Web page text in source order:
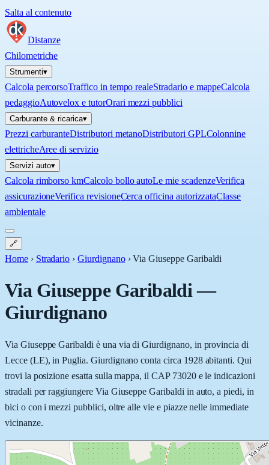
Salta al contenuto
Distanze
Chilometriche
Strumenti▾
Calcola percorsoTraffico in tempo realeStradario e mappeCalcola
pedaggioAutovelox e tutorOrari mezzi pubblici
Carburante & ricarica▾
Prezzi carburanteDistributori metanoDistributori GPLColonnine
elettricheAree di servizio
Servizi auto▾
Calcola rimborso kmCalcolo bollo autoLe mie scadenzeVerifica
assicurazioneVerifica revisioneCerca officina autorizzataClasse
ambientale
🔗
Home › Stradario › Giurdignano ›Via Giuseppe Garibaldi
Via Giuseppe Garibaldi—
Giurdignano
Via Giuseppe Garibaldi è una via di Giurdignano, in provincia di
Lecce (LE), in Puglia. Giurdignano conta circa 1928 abitanti. Qui
trovi la posizione esatta sulla mappa, il CAP 73020 e le indicazioni
stradali per raggiungere Via Giuseppe Garibaldi in auto, a piedi, in
bici o con i mezzi pubblici, oltre alle vie e piazze nelle immediate
vicinanze.